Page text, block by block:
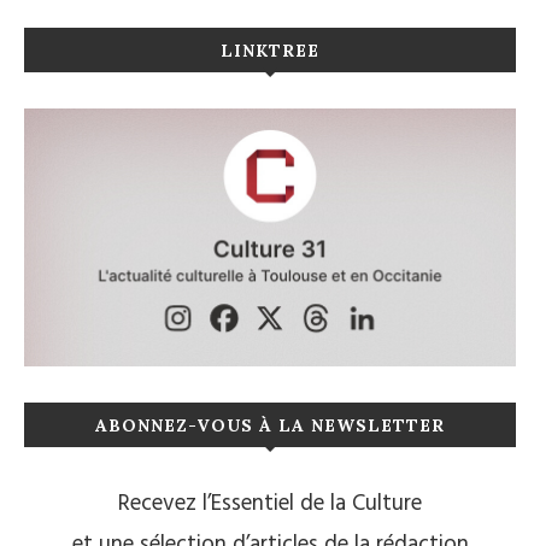
LINKTREE
ABONNEZ-VOUS À LA NEWSLETTER
Recevez l’Essentiel de la Culture